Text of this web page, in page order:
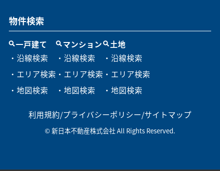
物件検索
一戸建て
・沿線検索
・エリア検索
・地図検索
マンション
・沿線検索
・エリア検索
・地図検索
土地
・沿線検索
・エリア検索
・地図検索
利用規約/プライバシーポリシー/サイトマップ
© 新日本不動産株式会社 All Rights Reserved.